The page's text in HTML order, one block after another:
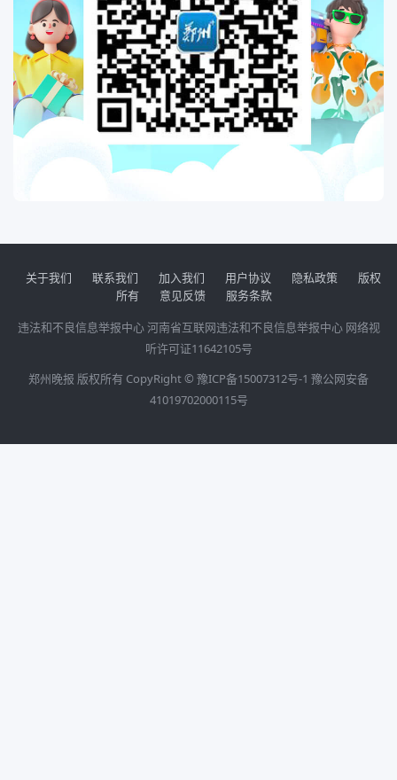
关于我们 联系我们 加入我们 用户协议 隐私政策
版权
所有
意见反馈
服务条款
违法和不良信息举报中心河南省互联网违法和不良信息举报中心 网络视
听许可证11642105号
郑州晚报 版权所有 CopyRight © 豫ICP备15007312号-1 豫公网安备
41019702000115号